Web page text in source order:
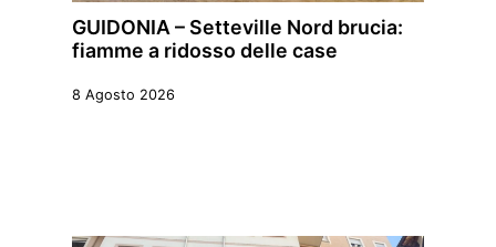
GUIDONIA – Setteville Nord brucia:
fiamme a ridosso delle case
8 Agosto 2026